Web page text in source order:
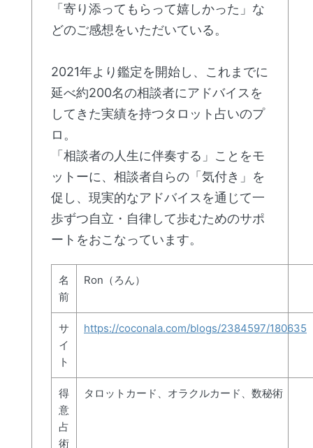
「寄り添ってもらって嬉しかった」な
どのご感想をいただいている。
2021年より鑑定を開始し、これまでに
延べ約200名の相談者にアドバイスを
してきた実績を持つタロット占いのプ
ロ。
「相談者の人生に伴奏する」ことをモ
ットーに、相談者自らの「気付き」を
促し、現実的なアドバイスを通じて一
歩ずつ自立・自律して歩むためのサポ
ートをおこなっています。
名
前
Ron（ろん）
サ
イ
ト
https://coconala.com/blogs/2384597/180635
得
意
占
術
タロットカード、オラクルカード、数秘術